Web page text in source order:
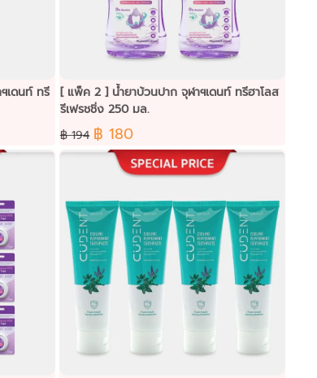
เดนท์ ทรี
[ แพ็ค 2 ] น้ำยาบ้วนปาก จุฬาฯเดนท์ ทรีฮาโลส
รีเฟรชชิ่ง 250 มล.
฿ 194 ฿ 180